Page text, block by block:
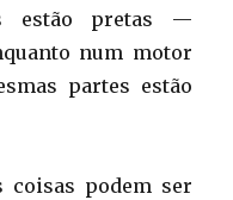
estão pretas —
num motor
partes estão
coisas podem ser